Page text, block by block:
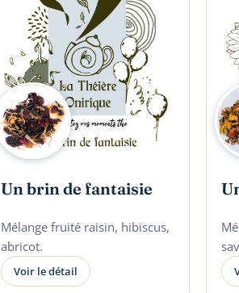
Un brin de fantaisie
Mélange fruité raisin, hibiscus,
abricot.
Voir le détail